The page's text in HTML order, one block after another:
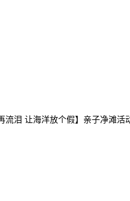
泪 让海洋放个假】亲子净滩活